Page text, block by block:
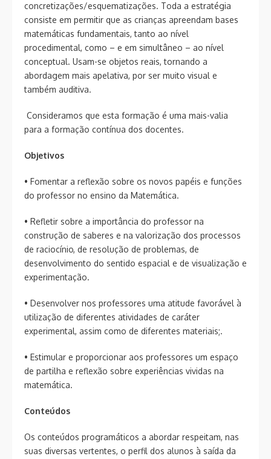
concretizações/esquematizações. Toda a estratégia
consiste em permitir que as crianças apreendam bases
matemáticas fundamentais, tanto ao nível
procedimental, como – e em simultâneo – ao nível
conceptual. Usam-se objetos reais, tornando a
abordagem mais apelativa, por ser muito visual e
também auditiva.
Consideramos que esta formação é uma mais-valia
para a formação contínua dos docentes.
Objetivos
• Fomentar a reflexão sobre os novos papéis e funções
do professor no ensino da Matemática.
• Refletir sobre a importância do professor na
construção de saberes e na valorização dos processos
de raciocínio, de resolução de problemas, de
desenvolvimento do sentido espacial e de visualização e
experimentação.
• Desenvolver nos professores uma atitude favorável à
utilização de diferentes atividades de caráter
experimental, assim como de diferentes materiais;.
• Estimular e proporcionar aos professores um espaço
de partilha e reflexão sobre experiências vividas na
matemática.
Conteúdos
Os conteúdos programáticos a abordar respeitam, nas
suas diversas vertentes, o perfil dos alunos à saída da